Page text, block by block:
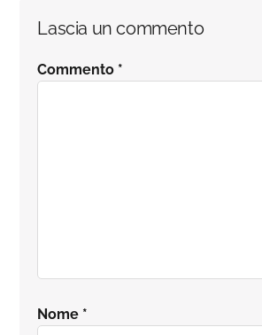
Interazioni
del
Lascia un commento
Commento *
Nome *